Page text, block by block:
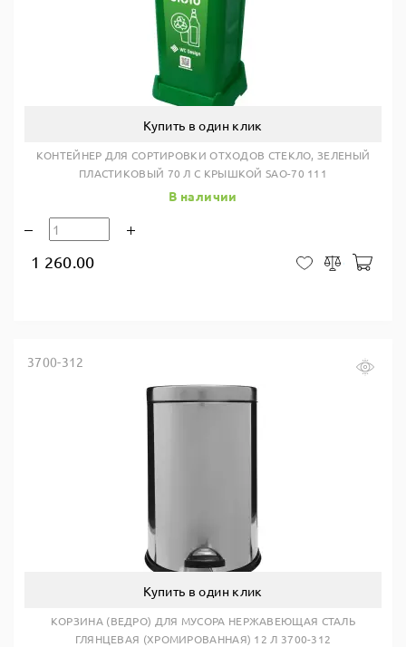
Купить в один клик
КОНТЕЙНЕР ДЛЯ СОРТИРОВКИ ОТХОДОВ СТЕКЛО, ЗЕЛЕНЫЙ
ПЛАСТИКОВЫЙ 70 Л С КРЫШКОЙ SAO-70 111
В наличии
1 260.00 В закладки
Сравнить
3700-312
Купить в один клик
КОРЗИНА (ВЕДРО) ДЛЯ МУСОРА НЕРЖАВЕЮЩАЯ СТАЛЬ
ГЛЯНЦЕВАЯ (ХРОМИРОВАННАЯ) 12 Л 3700-312